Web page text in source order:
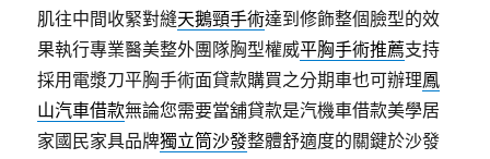
肌往中間收緊對縫天鵝頸手術達到修飾整個臉型的效
果執行專業醫美整外團隊胸型權威平胸手術推薦支持
採用電漿刀平胸手術面貸款購買之分期車也可辦理鳳
山汽車借款無論您需要當舖貸款是汽機車借款美學居
家國民家具品牌獨立筒沙發整體舒適度的關鍵於沙發